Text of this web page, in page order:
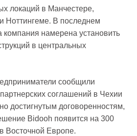
локаций в Манчестере,
Ноттингеме. В последнем
компания намерена установить
в центральных
сообщили
соглашений в Чехии
достигнутым договоренностям,
Bidooh появится на 300
Восточной Европе.